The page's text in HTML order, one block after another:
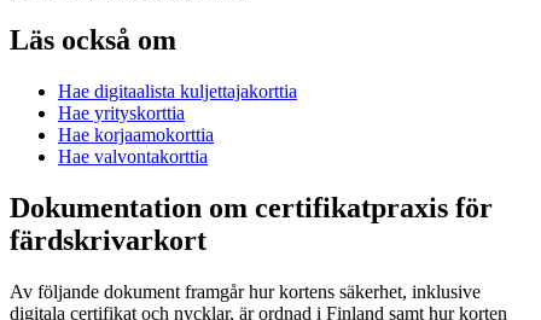
Läs också om
Hae digitaalista kuljettajakorttia
Hae yrityskorttia
Hae korjaamokorttia
Hae valvontakorttia
Dokumentation om certifikatpraxis för
färdskrivarkort
Av följande dokument framgår hur kortens säkerhet, inklusive
digitala certifikat och nycklar, är ordnad i Finland samt hur korten